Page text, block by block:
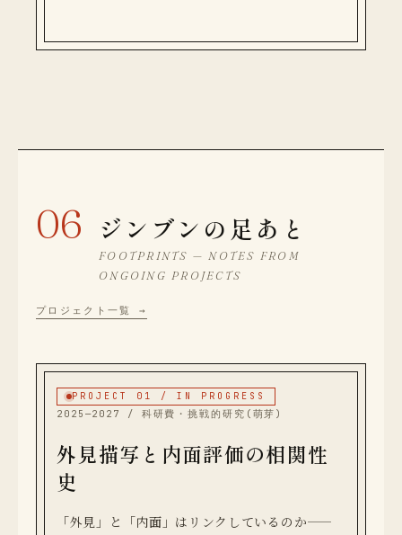
06 ジンブンの足あと
FOOTPRINTS — NOTES FROM
ONGOING PROJECTS
プロジェクト一覧 →
PROJECT 01 / IN PROGRESS
2025—2027 / 科研費・挑戦的研究(萌芽)
外見描写と内面評価の相関性
史
「外見」と「内面」はリンクしているのか——